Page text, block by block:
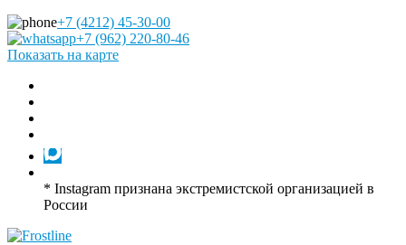
+7 (4212) 45-30-00
+7 (962) 220-80-46
Показать на карте
* Instagram признана экстремистской организацией в
России